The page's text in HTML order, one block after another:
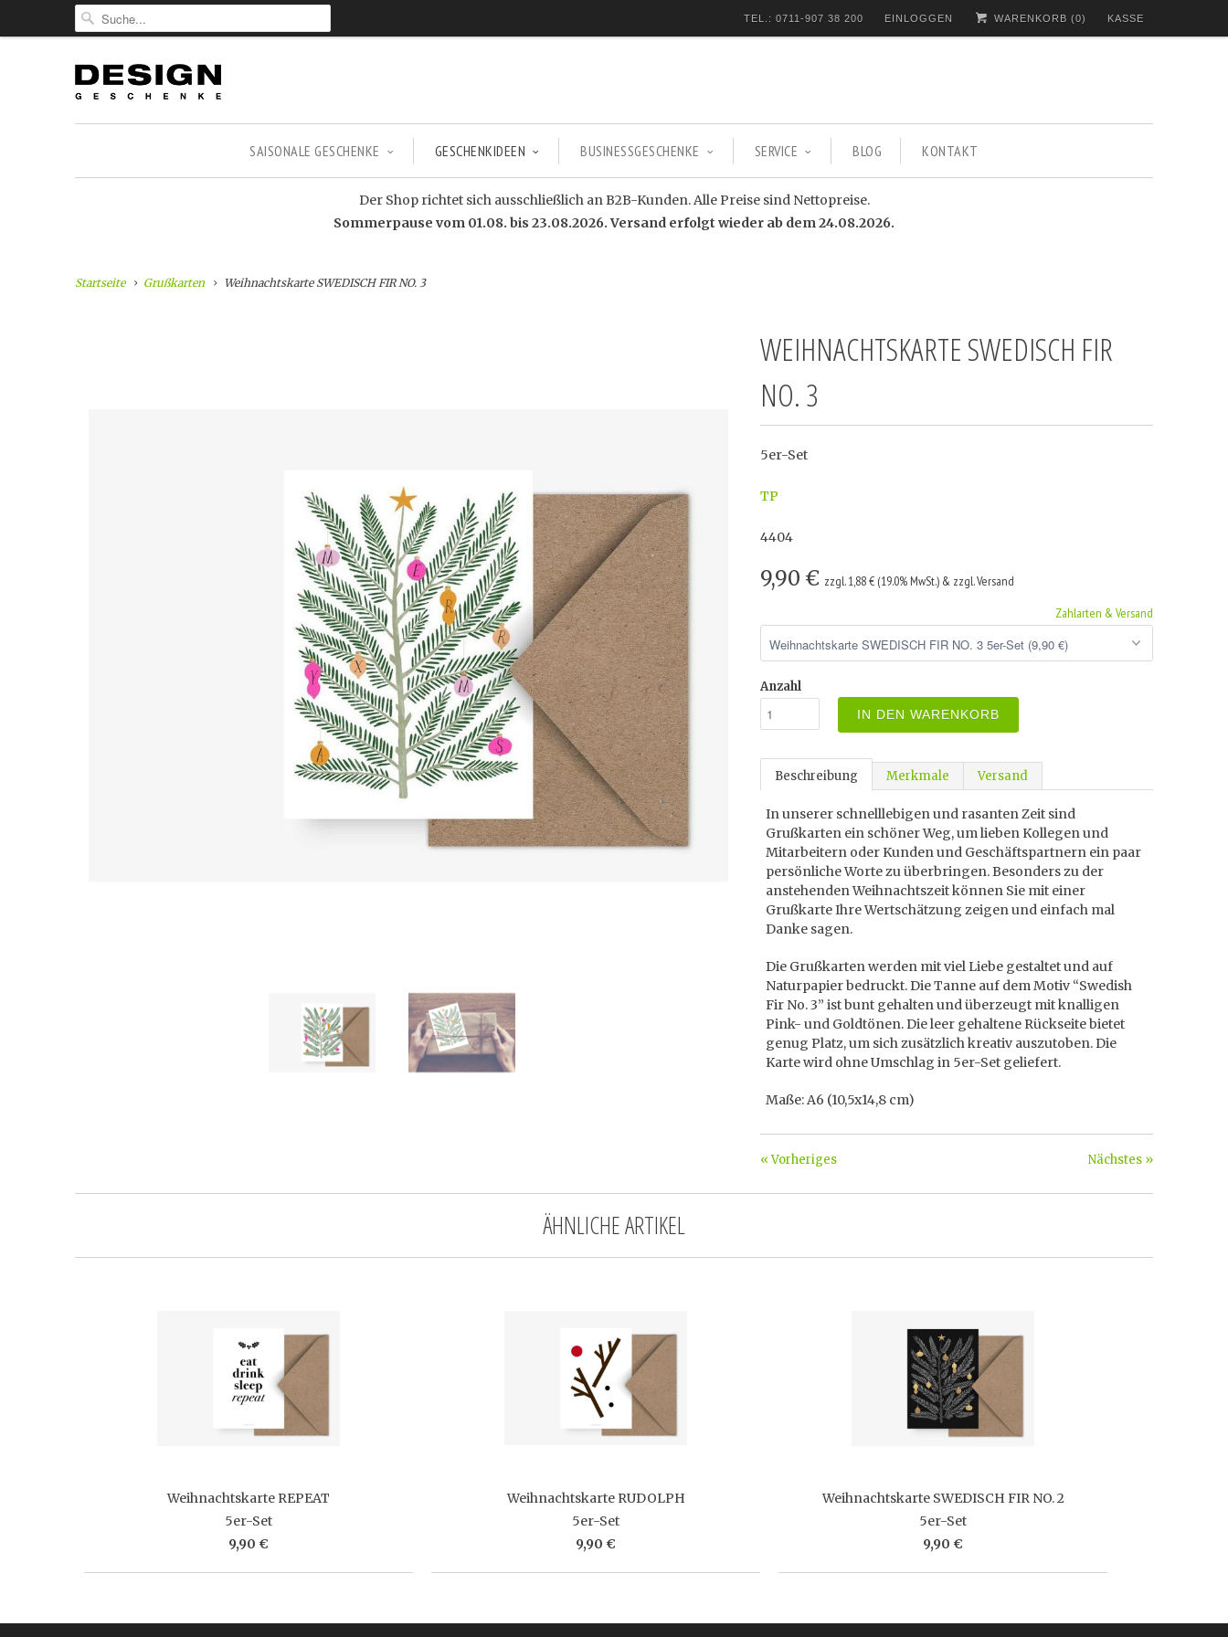
TEL.: 0711-907 38 200 EINLOGGEN WARENKORB (0) KASSE
SAISONALE GESCHENKE GESCHENKIDEEN BUSINESSGESCHENKE SERVICE BLOG KONTAKT
Der Shop richtet sich ausschließlich an B2B-Kunden. Alle Preise sind Nettopreise.
Sommerpause vom 01.08. bis 23.08.2026. Versand erfolgt wieder ab dem 24.08.2026.
Startseite Grußkarten Weihnachtskarte SWEDISCH FIR NO. 3
WEIHNACHTSKARTE SWEDISCH FIR
NO. 3
5er-Set
TP
4404
9,90 € zzgl. 1,88 € (19.0% MwSt.) & zzgl. Versand
Zahlarten & Versand
Anzahl
IN DEN WARENKORB
Beschreibung Merkmale Versand
In unserer schnelllebigen und rasanten Zeit sind
Grußkarten ein schöner Weg, um lieben Kollegen und
Mitarbeitern oder Kunden und Geschäftspartnern ein paar
persönliche Worte zu überbringen. Besonders zu der
anstehenden Weihnachtszeit können Sie mit einer
Grußkarte Ihre Wertschätzung zeigen und einfach mal
Danke sagen.
Die Grußkarten werden mit viel Liebe gestaltet und auf
Naturpapier bedruckt. Die Tanne auf dem Motiv “Swedish
Fir No. 3” ist bunt gehalten und überzeugt mit knalligen
Pink- und Goldtönen. Die leer gehaltene Rückseite bietet
genug Platz, um sich zusätzlich kreativ auszutoben. Die
Karte wird ohne Umschlag in 5er-Set geliefert.
Maße: A6 (10,5x14,8 cm)
Nächstes »
« Vorheriges
ÄHNLICHE ARTIKEL
Weihnachtskarte REPEAT
5er-Set
9,90 €
Weihnachtskarte RUDOLPH
5er-Set
9,90 €
Weihnachtskarte SWEDISCH FIR NO. 2
5er-Set
9,90 €